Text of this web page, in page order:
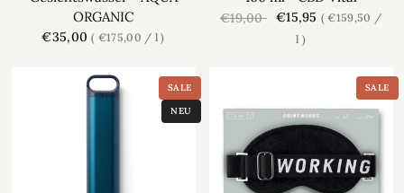
ORGANIC
€35,00 €175,00 / l
€19,00 €15,95 €159,50 /
l
SALE
NEU
SALE